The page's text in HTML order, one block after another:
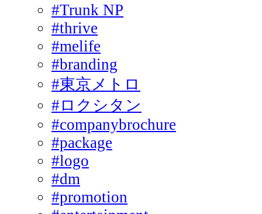
#Trunk NP
#thrive
#melife
#branding
#東京メトロ
#ロクシタン
#companybrochure
#package
#logo
#dm
#promotion